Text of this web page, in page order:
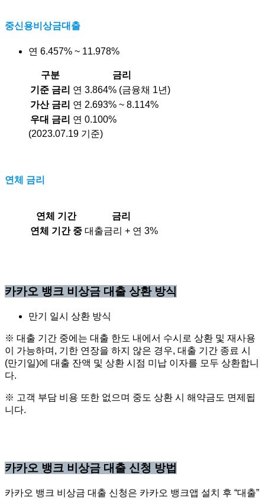
중신용비상금대출
연 6.457% ~ 11.978%
구분
금리
기준 금리 연 3.864% (금융채 1년)
가산 금리 연 2.693% ~ 8.114%
우대 금리 연 0.100%
(2023.07.19 기준)
연체 금리
연체 기간
금리
연체 기간 중 대출금리 + 연 3%
카카오 뱅크 비상금 대출 상환 방식
만기 일시 상환 방식
※ 대출 기간 중에는 대출 한도 내에서 수시로 상환 및 재사용
이 가능하며, 기한 연장을 하지 않은 경우, 대출 기간 종료 시
(만기일)에 대출 잔액 및 상환 시점 미납 이자를 모두 상환합니
다.
※ 고객 부담 비용 또한 없으며 중도 상환 시 해약금도 면제됩
니다.
카카오 뱅크 비상금 대출 신청 방법
카카오 뱅크 비상금 대출 신청은 카카오 뱅크앱 설치 후 “대출”